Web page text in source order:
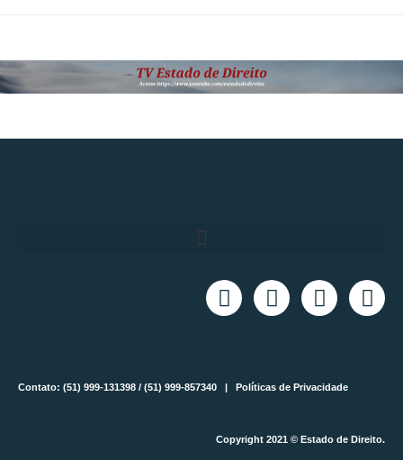
Contato: (51) 999-131398 / (51) 999-857340 | Políticas de Privacidade
Copyright 2021 © Estado de Direito.